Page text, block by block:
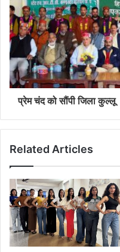
प्रेम चंद को सौंपी जिला
Related Articles